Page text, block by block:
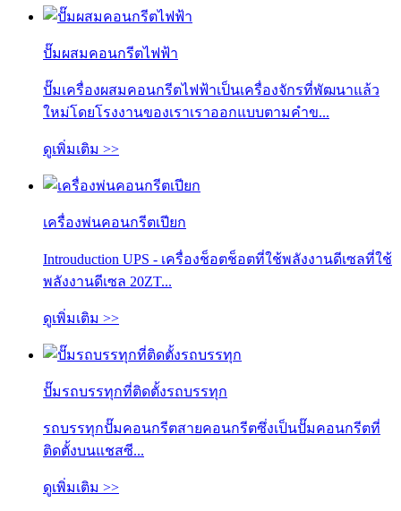
ปั๊มผสมคอนกรีตไฟฟ้า
ปั๊มเครื่องผสมคอนกรีตไฟฟ้าเป็นเครื่องจักรที่พัฒนาแล้ว
ใหม่โดยโรงงานของเราเราออกแบบตามคำข...
ดูเพิ่มเติม >>
เครื่องพ่นคอนกรีตเปียก
Introuduction UPS - เครื่องช็อตช็อตที่ใช้พลังงานดีเซลที่ใช้
พลังงานดีเซล 20ZT...
ดูเพิ่มเติม >>
ปั๊มรถบรรทุกที่ติดตั้งรถบรรทุก
รถบรรทุกปั๊มคอนกรีตสายคอนกรีตซึ่งเป็นปั๊มคอนกรีตที่
ติดตั้งบนแชสซี...
ดูเพิ่มเติม >>